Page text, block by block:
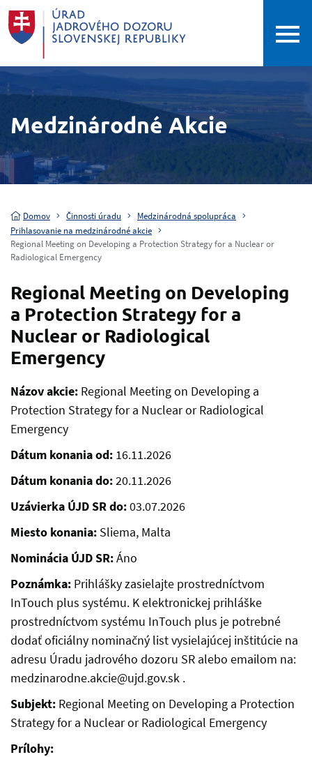
Medzinárodné Akcie
Domov Činnosti úradu
Medzinárodná spolupráca
Prihlasovanie na medzinárodné akcie
Regional Meeting on Developing a Protection Strategy for a Nuclear or
Radiological Emergency
Regional Meeting on Developing
a Protection Strategy for a
Nuclear or Radiological
Emergency
Názov akcie: Regional Meeting on Developing a
Protection Strategy for a Nuclear or Radiological
Emergency
Dátum konania od: 16.11.2026
Dátum konania do:20.11.2026
Uzávierka ÚJD SR do:03.07.2026
Miesto konania: Sliema, Malta
Nominácia ÚJD SR:Áno
Poznámka: Prihlášky zasielajte prostredníctvom
InTouch plus systému. K elektronickej prihláške
prostredníctvom systému InTouch plus je potrebné
dodať oficiálny nominačný list vysielajúcej inštitúcie na
adresu Úradu jadrového dozoru SR alebo emailom na:
medzinarodne.akcie@ujd.gov.sk .
Subjekt: Regional Meeting on Developing a Protection
Strategy for a Nuclear or Radiological Emergency
Prílohy: